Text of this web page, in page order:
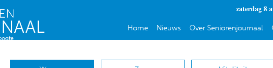
zaterdag 8
Home Nieuws Over Seniorenjournaal